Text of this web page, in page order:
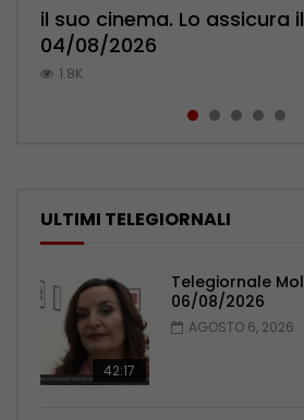
il suo cinema. Lo assicura
04/08/2026
1.8K
l’ambulatorio per curare
– 06/08/2026
1.1K
Pensionati: più relazioni e
prossimità – 04/08/2026
1.1K
Polizia: impegno nel
– 05/08/2026
1K
pronuncia sul
06/08/2026
865
ULTIMI TELEGIORNALI
42:17
Telegiornale
06/08/2026
AGOSTO 6, 2026